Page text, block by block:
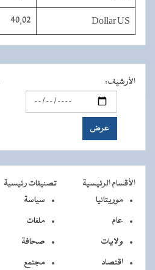
Dollar US
40,02
الأرشيف:
الأقسام الرئيسية تصنيفات رئيسية
موريتانيا
عام
ولايات
اقتصاد
سياسة
ملفات
صحافة
مجتمع